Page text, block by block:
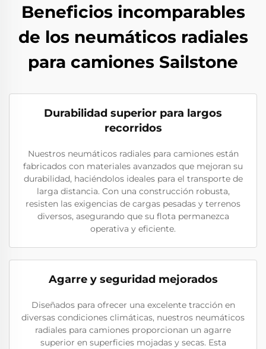
Beneficios incomparables
de los neumáticos radiales
para camiones Sailstone
Durabilidad superior para largos
recorridos
Nuestros neumáticos radiales para camiones están
fabricados con materiales avanzados que mejoran su
durabilidad, haciéndolos ideales para el transporte de
larga distancia. Con una construcción robusta,
resisten las exigencias de cargas pesadas y terrenos
diversos, asegurando que su flota permanezca
operativa y eficiente.
Agarre y seguridad mejorados
Diseñados para ofrecer una excelente tracción en
diversas condiciones climáticas, nuestros neumáticos
radiales para camiones proporcionan un agarre
superior en superficies mojadas y secas. Esta